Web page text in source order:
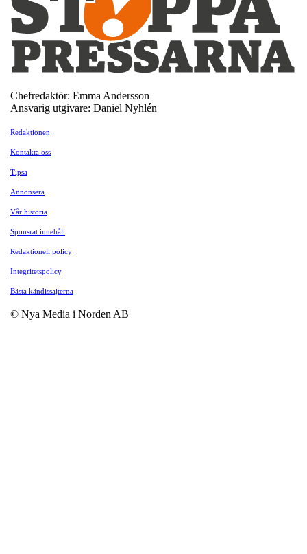
Chefredaktör: Emma Andersson
Ansvarig utgivare: Daniel Nyhlén
Redaktionen
Kontakta oss
Tipsa
Annonsera
Vår historia
Sponsrat innehåll
Redaktionell policy
Integritetspolicy
Bästa kändissajterna
© Nya Media i Norden AB